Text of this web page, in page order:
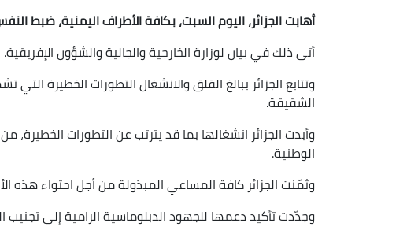
أهابت الجزائر، اليوم السبت،بكافة الأطراف اليمنية، ضبط النفس
أتى ذلك في بيان لوزارة الخارجية والجالية والشؤون الإفريقية.
وتتابع الجزائر ببالغ القلق والانشغال التطورات الخطيرة
الشقيقة.
وأبدت الجزائر انشغالها بما قد يترتب عن التطورات
الوطنية.
وثمّنت الجزائر كافة المساعي المبذولة من أجل احتواء هذه
وجدّدت تأكيد دعمها للجهود الدبلوماسية الرامية إلى تجنيب